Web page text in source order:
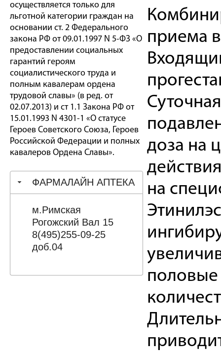
осуществляется только для
льготной категории граждан на
основании ст. 2 Федерального
закона РФ от 09.01.1997 N 5-ФЗ «О
предоставлении социальных
гарантий героям
социалистического труда и
полным кавалерам ордена
трудовой славы» (в ред. от
02.07.2013) и ст 1.1 Закона РФ от
15.01.1993 N 4301-1 «О статусе
Героев Советского Союза, Героев
Российской Федерации и полных
кавалеров Ордена Славы».
ФАРМАЛАЙН АПТЕКА
м.Римская
Рогожский Вал 15
8(495)255-09-25
доб.04
приема
доза на
на